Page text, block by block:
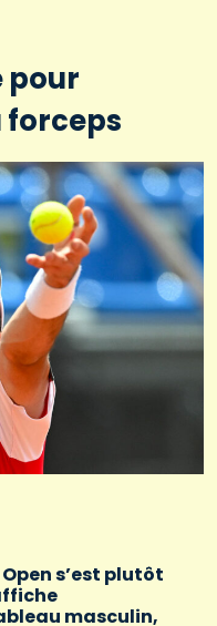
pour
forceps
s’est plutôt
masculin,